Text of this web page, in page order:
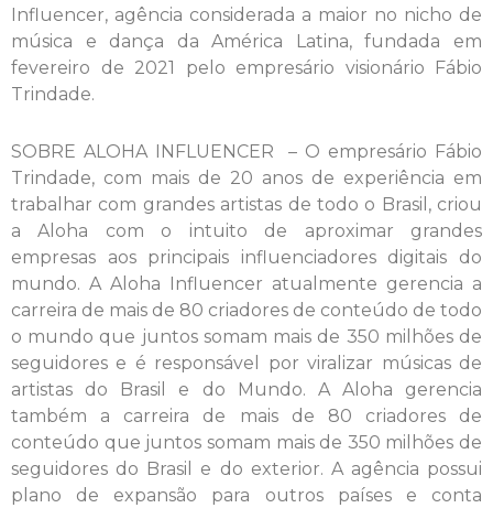
Influencer, agência considerada a maior no nicho de
música e dança da América Latina, fundada em
fevereiro de 2021 pelo empresário visionário Fábio
Trindade.
SOBRE ALOHA INFLUENCER – O empresário Fábio
Trindade, com mais de 20 anos de experiência em
trabalhar com grandes artistas de todo o Brasil, criou
a Aloha com o intuito de aproximar grandes
empresas aos principais influenciadores digitais do
mundo. A Aloha Influencer atualmente gerencia a
carreira de mais de 80 criadores de conteúdo de todo
o mundo que juntos somam mais de 350 milhões de
seguidores e é responsável por viralizar músicas de
artistas do Brasil e do Mundo. A Aloha gerencia
também a carreira de mais de 80 criadores de
conteúdo que juntos somam mais de 350 milhões de
seguidores do Brasil e do exterior. A agência possui
plano de expansão para outros países e conta